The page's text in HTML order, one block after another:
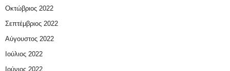
Οκτώβριος 2022
Σεπτέμβριος 2022
Αύγουστος 2022
Ιούλιος 2022
Ιούνιος 2022